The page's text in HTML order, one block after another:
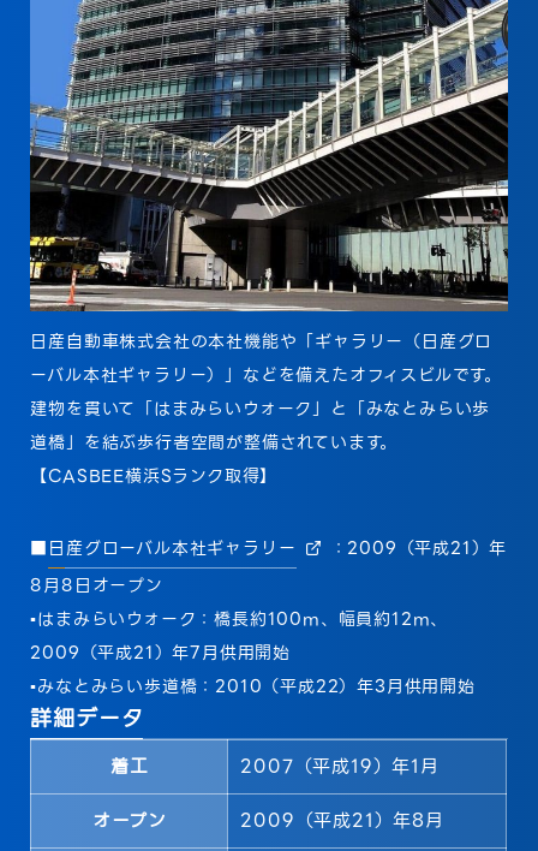
日産自動車株式会社の本社機能や「ギャラリー（日産グロ
ーバル本社ギャラリー）」などを備えたオフィスビルです。
建物を貫いて「はまみらいウォーク」と「みなとみらい歩
道橋」を結ぶ歩行者空間が整備されています。
【CASBEE横浜Sランク取得】
■日産グローバル本社ギャラリー
：2009（平成21）年
8月8日オープン
▪はまみらいウォーク：橋長約100m、幅員約12m、
2009（平成21）年7月供用開始
▪みなとみらい歩道橋：2010（平成22）年3月供用開始
詳細データ
着工
2007（平成19）年1月
オープン
2009（平成21）年8月